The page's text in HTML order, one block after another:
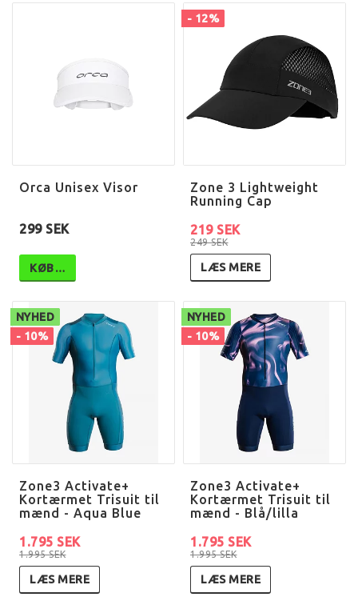
Orca Unisex Visor
299 SEK
KØB…
- 12%
Zone 3 Lightweight
Running Cap
249 SEK
219 SEK
LÆS MERE
NYHED
- 10%
Zone3 Activate+
Kortærmet Trisuit til
mænd - Aqua Blue
1.995 SEK
1.795 SEK
LÆS MERE
NYHED
- 10%
Zone3 Activate+
Kortærmet Trisuit til
mænd - Blå/lilla
1.995 SEK
1.795 SEK
LÆS MERE